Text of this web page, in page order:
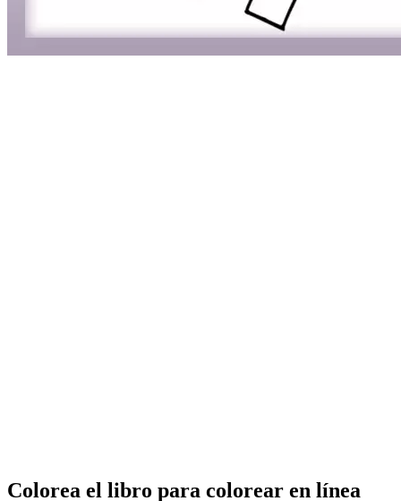
Colorea el libro para colorear en línea